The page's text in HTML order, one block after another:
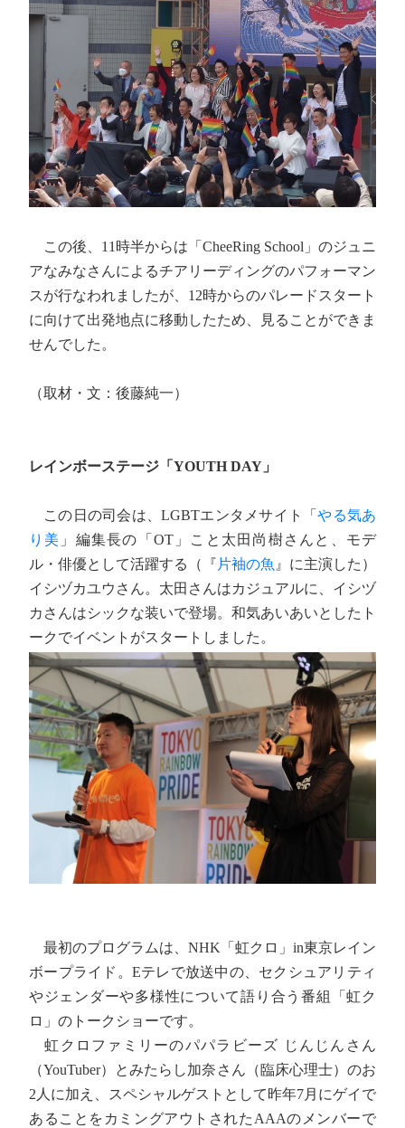
この後、11時半からは「CheeRing School」のジュニ
アなみなさんによるチアリーディングのパフォーマン
スが行なわれましたが、12時からのパレードスタート
に向けて出発地点に移動したため、見ることができま
せんでした。
（取材・文：後藤純一）
レインボーステージ「YOUTH DAY」
この日の司会は、LGBTエンタメサイト「やる気あ
り美 」編集長の「OT」こと太田尚樹さんと、モデ
ル・俳優として活躍する（『 片袖の魚 』に主演した）
イシヅカユウさん。太田さんはカジュアルに、イシヅ
カさんはシックな装いで登場。和気あいあいとしたト
ークでイベントがスタートしました。
最初のプログラムは、NHK「虹クロ」in東京レイン
ボープライド。Eテレで放送中の、セクシュアリティ
やジェンダーや多様性について語り合う番組「虹ク
ロ」のトークショーです。
虹クロファミリーのパパラビーズ じんじんさん
（YouTuber）とみたらし加奈さん（臨床心理士）のお
2人に加え、スペシャルゲストとして昨年7月にゲイで
あることをカミングアウトされたAAAのメンバーで